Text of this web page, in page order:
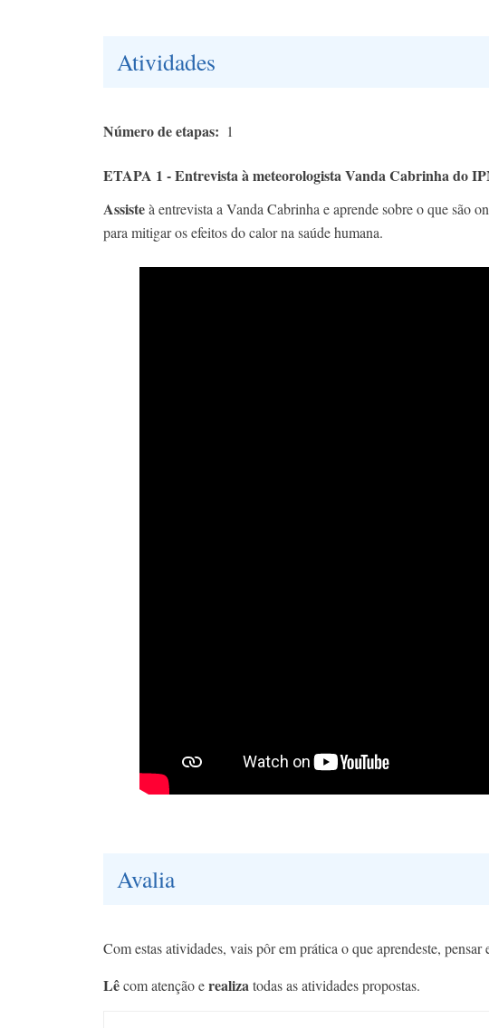
Atividades
Número de etapas 1
ETAPA 1 - Entrevista à meteorologista Vanda Cabrinha do
Assisteà entrevista a Vanda Cabrinha e aprende sobre o que são
para mitigar os efeitos do calor na saúde humana.
Avalia
Com estas atividades, vais pôr em prática o que aprendeste,
Lêcom atenção erealizatodas as atividades propostas.